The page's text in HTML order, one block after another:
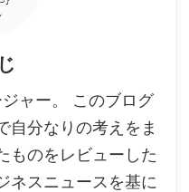
ャー。 このブログ
自分なりの考えをま
ものをレビューした
ネスニュースを基に